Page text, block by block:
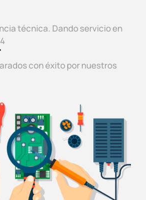
técnica. Dando servicio en
con éxito por nuestros